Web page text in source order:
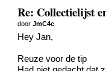
Re: Collectielijst
doorJmC4c
Hey Jan,
Reuzevoor de tip